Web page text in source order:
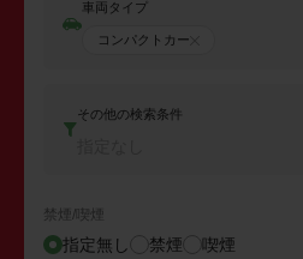
車両タイプ
コンパクトカー
その他の検索条件
禁煙/喫煙
指定無し 禁煙 喫煙